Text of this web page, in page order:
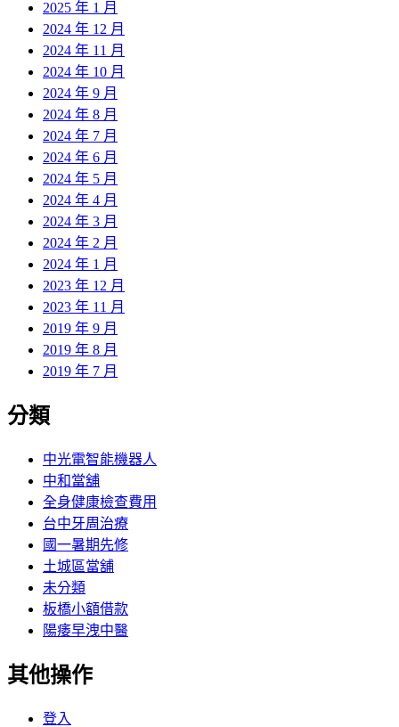
2025 年 1 月
2024 年 12 月
2024 年 11 月
2024 年 10 月
2024 年 9 月
2024 年 8 月
2024 年 7 月
2024 年 6 月
2024 年 5 月
2024 年 4 月
2024 年 3 月
2024 年 2 月
2024 年 1 月
2023 年 12 月
2023 年 11 月
2019 年 9 月
2019 年 8 月
2019 年 7 月
分類
中光電智能機器人
中和當舖
全身健康檢查費用
台中牙周治療
國一暑期先修
土城區當舖
未分類
板橋小額借款
陽痿早洩中醫
其他操作
登入